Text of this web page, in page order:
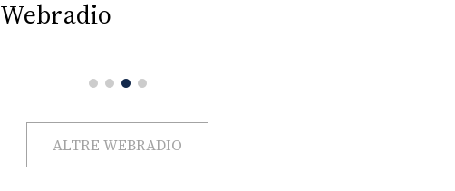
Webradio
ALTRE WEBRADIO